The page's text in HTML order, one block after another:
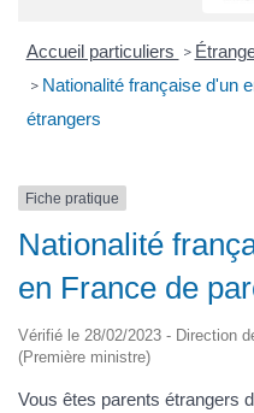
Accueil particuliers >
> Nationalité française d'un
étrangers
Fiche pratique
Nationalité
en France de
Vérifié le 28/02/2023 - Direction
(Première ministre)
Vous êtes parents étrangers